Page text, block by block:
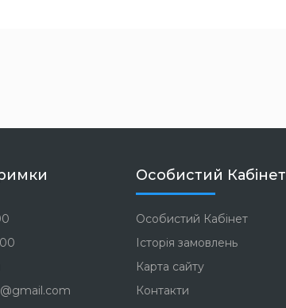
Особистий Кабінет
Особистий Кабінет
Історія замовлень
Карта сайту
Контакти